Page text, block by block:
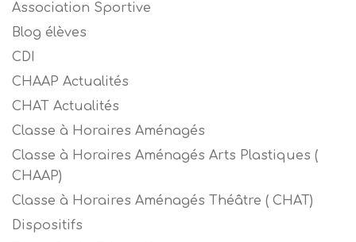
Association Sportive
Blog élèves
CDI
CHAAP Actualités
CHAT Actualités
Classe à Horaires Aménagés
Classe à Horaires Aménagés Arts Plastiques (
CHAAP)
Classe à Horaires Aménagés Théâtre ( CHAT)
Dispositifs